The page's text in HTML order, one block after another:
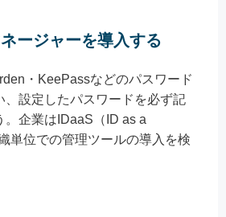
ージャーを導入する
・KeePassなどのパスワード
、設定したパスワードを必ず記
。企業はIDaaS（ID as a
単位での管理ツールの導入を検